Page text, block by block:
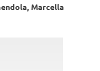
Marcella